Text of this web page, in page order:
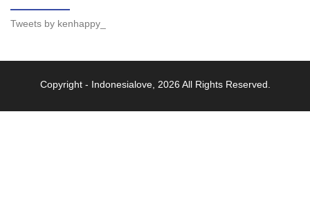
Tweets by kenhappy_
Copyright - Indonesialove, 2026 All Rights Reserved.